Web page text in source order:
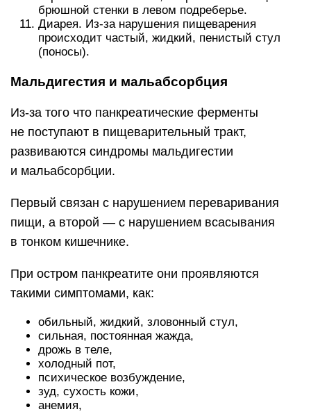
брюшной стенки в левом подреберье.
Диарея. Из-за нарушения пищеварения
происходит частый, жидкий, пенистый стул
(поносы).
Мальдигестия и мальабсорбция
Из-за того что панкреатические ферменты
не поступают в пищеварительный тракт,
развиваются синдромы мальдигестии
и мальабсорбции.
Первый связан с нарушением переваривания
пищи, а второй — с нарушением всасывания
в тонком кишечнике.
При остром панкреатите они проявляются
такими симптомами, как:
обильный, жидкий, зловонный стул,
сильная, постоянная жажда,
дрожь в теле,
холодный пот,
психическое возбуждение,
зуд, сухость кожи,
анемия,